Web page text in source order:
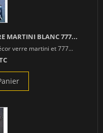
MARTINI BLANC 777...
verre martini et 777...